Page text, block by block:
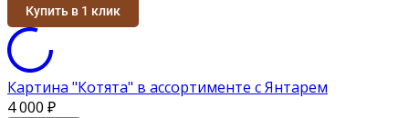
Купить в 1 клик
Картина "Котята" в ассортименте с Янтарем
4 000 ₽